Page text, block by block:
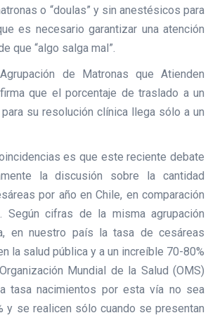
o “doulas” y sin anestésicos para
es necesario garantizar una atención
que “algo salga mal”.
de Matronas que Atienden
que el porcentaje de traslado a un
su resolución clínica llega sólo a un
es que este reciente debate
la discusión sobre la cantidad
por año en Chile, en comparación
Según cifras de la misma agrupación
en nuestro país la tasa de cesáreas
la salud pública y a un increíble 70-80%
Mundial de la Salud (OMS)
tasa nacimientos por esta vía no sea
y se realicen sólo cuando se presentan